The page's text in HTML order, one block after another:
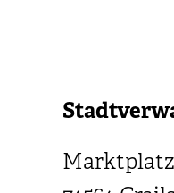
Marktplatz